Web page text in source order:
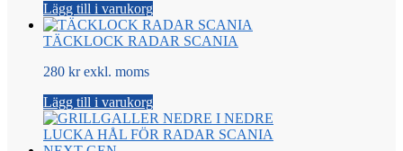
Lägg till i varukorg
TÄCKLOCK RADAR SCANIA
280 kr exkl. moms
Lägg till i varukorg